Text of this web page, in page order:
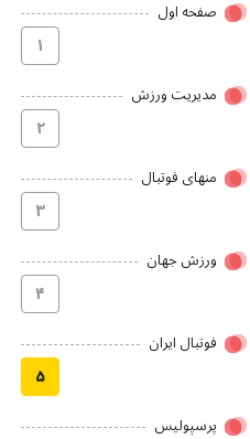
صفحه اول
۱
مدیریت ورزش
۲
منهای فوتبال
۳
ورزش جهان
۴
فوتبال ایران
۵
پرسپولیس